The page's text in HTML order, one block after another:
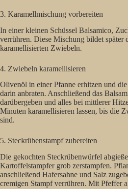
3. Karamellmischung vorbereiten
In einer kleinen Schüssel Balsamico,
verrühren. Diese Mischung bildet später
karamellisierten Zwiebeln.
4. Zwiebeln karamellisieren
Olivenöl in einer Pfanne erhitzen und
darin anbraten. Anschließend das
darübergeben und alles bei mittlerer
Minuten karamellisieren lassen, bis die
sind.
5. Steckrübenstampf zubereiten
Die gekochten Steckrübenwürfel
Kartoffelstampfer grob zerstampfen.
anschließend Hafersahne und Salz
cremigen Stampf verrühren. Mit Pfeffer